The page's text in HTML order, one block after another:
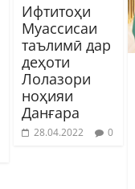
Ифтитоҳи
Муассисаи
таълимӣ дар
деҳоти
Лолазори
ноҳияи
Данғара
28.04.2022 0